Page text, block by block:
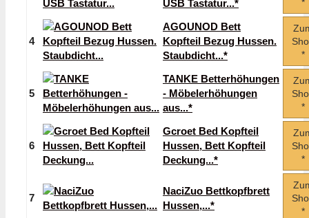
USB Tastatur...*
*
4
AGOUNOD Bett
Kopfteil Bezug Hussen.
Staubdicht...*
*
5
TANKE Betterhöhungen
- Möbelerhöhungen
aus...*
*
6
Gcroet Bed Kopfteil
Hussen, Bett Kopfteil
Deckung...*
*
7
NaciZuo Bettkopfbrett
Hussen,...*
*